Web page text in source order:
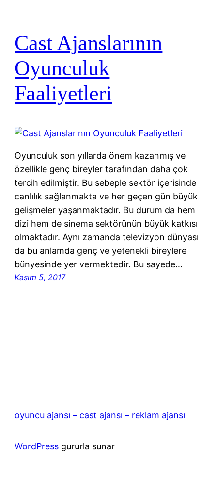
Cast Ajanslarının
Oyunculuk
Faaliyetleri
Oyunculuk son yıllarda önem kazanmış ve
özellikle genç bireyler tarafından daha çok
tercih edilmiştir. Bu sebeple sektör içerisinde
canlılık sağlanmakta ve her geçen gün büyük
gelişmeler yaşanmaktadır. Bu durum da hem
dizi hem de sinema sektörünün büyük katkısı
olmaktadır. Aynı zamanda televizyon dünyası
da bu anlamda genç ve yetenekli bireylere
bünyesinde yer vermektedir. Bu sayede…
Kasım 5, 2017
oyuncu ajansı – cast ajansı – reklam ajansı
WordPress gururla sunar